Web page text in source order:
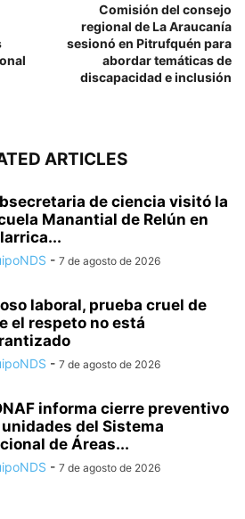
Comisión del consejo
regional de La Araucanía
sesionó en Pitrufquén para
abordar temáticas de
discapacidad e inclusión
ARTICLES
de ciencia visitó la
Manantial de Relún en
- 7 de agosto de 2026
laboral, prueba cruel de
el respeto no está
- 7 de agosto de 2026
informa cierre preventivo
del Sistema
de Áreas...
- 7 de agosto de 2026